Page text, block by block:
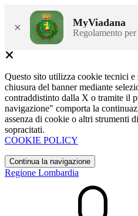
× MyViadana
Regolamento per
Questo sito utilizza cookie tecnici
chiusura del banner mediante
contraddistinto dalla X o tramite il
navigazione" comporta la
assenza di cookie o altri strumenti
sopracitati.
COOKIE POLICY
Continua la navigazione
Regione Lombardia